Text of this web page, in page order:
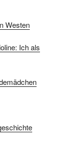
Westen
Ich als